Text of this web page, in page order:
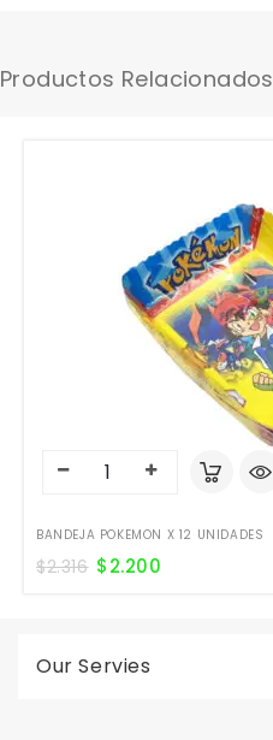
Productos Relacionados
BANDEJA POKEMON X 12 UNIDADES
$2.316 $2.200
Our Servies